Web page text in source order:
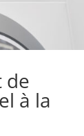
de
à la